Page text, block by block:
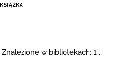
Znalezione w bibliotekach: 1 .